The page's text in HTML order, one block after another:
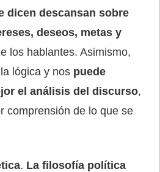
dicen descansan sobre
deseos, metas y
los hablantes. Asimismo,
lógica y nos puede
el análisis del discurso,
comprensión de lo que se
. La filosofía política